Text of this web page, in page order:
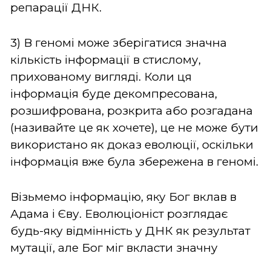
репарації ДНК.
3) В геномі може зберігатися значна
кількість інформації в стислому,
прихованому вигляді. Коли ця
інформація буде декомпресована,
розшифрована, розкрита або розгадана
(називайте це як хочете), це не може бути
використано як доказ еволюції, оскільки
інформація вже була збережена в геномі.
Візьмемо інформацію, яку Бог вклав в
Адама і Єву. Еволюціоніст розглядає
будь-яку відмінність у ДНК як результат
мутації, але Бог міг вкласти значну